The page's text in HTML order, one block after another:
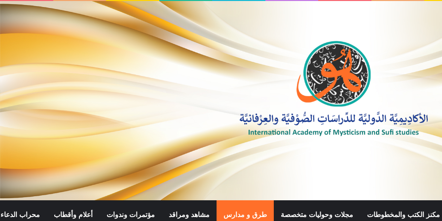
مكنز الكتب والمخطوطات مجلات وحوليات متخصصة طرق و مدارس مشاهد ومراقد مؤتمرات وندوات أعلام وأقطاب محراب الدعاء